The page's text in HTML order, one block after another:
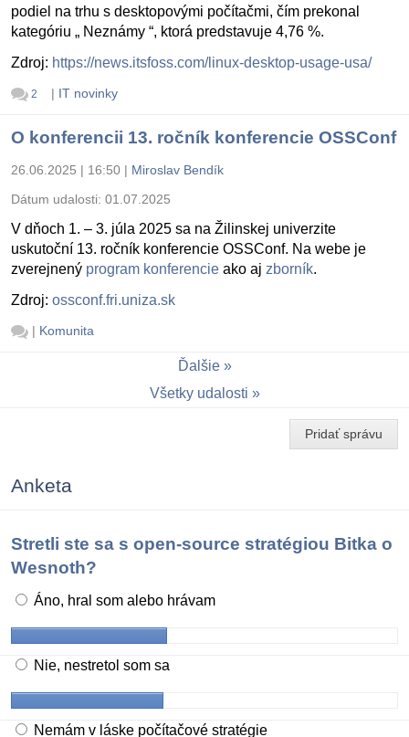
podiel na trhu s desktopovými počítačmi, čím prekonal
kategóriu „ Neznámy “, ktorá predstavuje 4,76 %.
Zdroj: https://news.itsfoss.com/linux-desktop-usage-usa/
2 | IT novinky
O konferencii 13. ročník konferencie OSSConf
26.06.2025 | 16:50 | Miroslav Bendík
Dátum udalosti: 01.07.2025
V dňoch 1. – 3. júla 2025 sa na Žilinskej univerzite
uskutoční 13. ročník konferencie OSSConf. Na webe je
zverejnený program konferencie ako aj zborník.
Zdroj: ossconf.fri.uniza.sk
| Komunita
Ďalšie
Všetky udalosti
Pridať správu
Anketa
Stretli ste sa s open-source stratégiou Bitka o
Wesnoth?
Áno, hral som alebo hrávam
Nie, nestretol som sa
Nemám v láske počítačové stratégie